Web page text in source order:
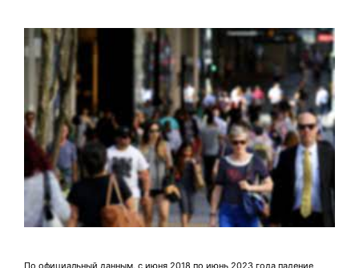
По официальный данным, с июня 2018 по июнь 2023 года падение